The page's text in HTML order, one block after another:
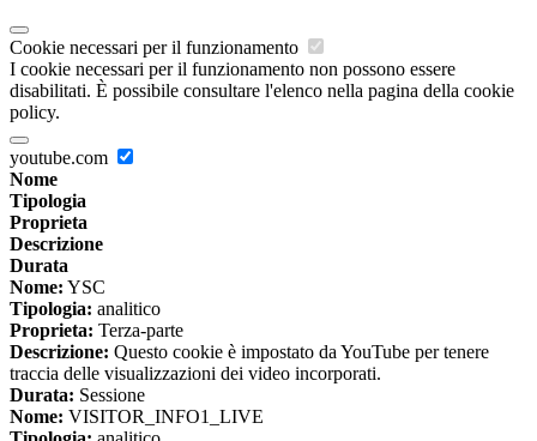
Cookie necessari per il funzionamento
I cookie necessari per il funzionamento non possono essere
disabilitati. È possibile consultare l'elenco nella pagina della cookie
policy.
youtube.com
Nome
Tipologia
Proprieta
Descrizione
Durata
Nome: YSC
Tipologia: analitico
Proprieta: Terza-parte
Descrizione: Questo cookie è impostato da YouTube per tenere
traccia delle visualizzazioni dei video incorporati.
Durata: Sessione
Nome: VISITOR_INFO1_LIVE